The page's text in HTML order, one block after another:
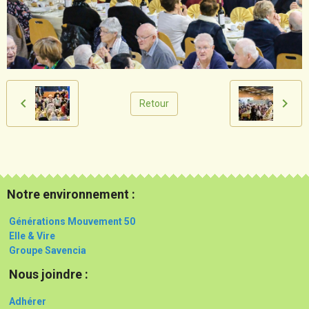
Retour
Notre environnement :
Générations Mouvement 50
Elle & Vire
Groupe Savencia
Nous joindre :
Adhérer